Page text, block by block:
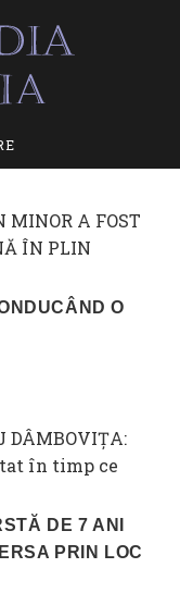
O
DE 7 ANI
PRIN LOC